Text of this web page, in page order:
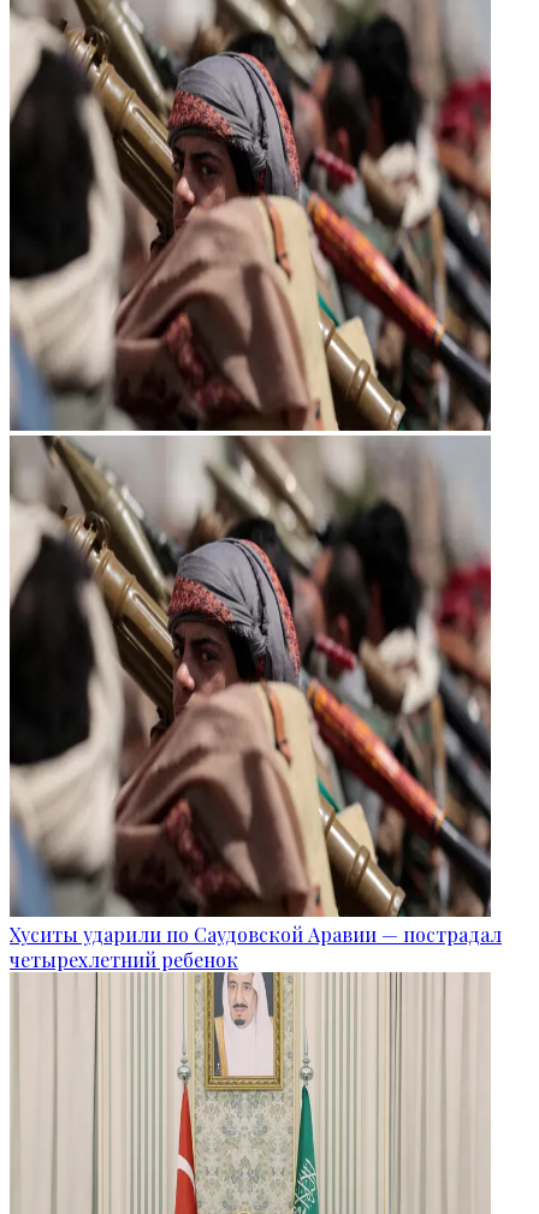
Хуситы ударили по Саудовской Аравии — пострадал
четырехлетний ребенок